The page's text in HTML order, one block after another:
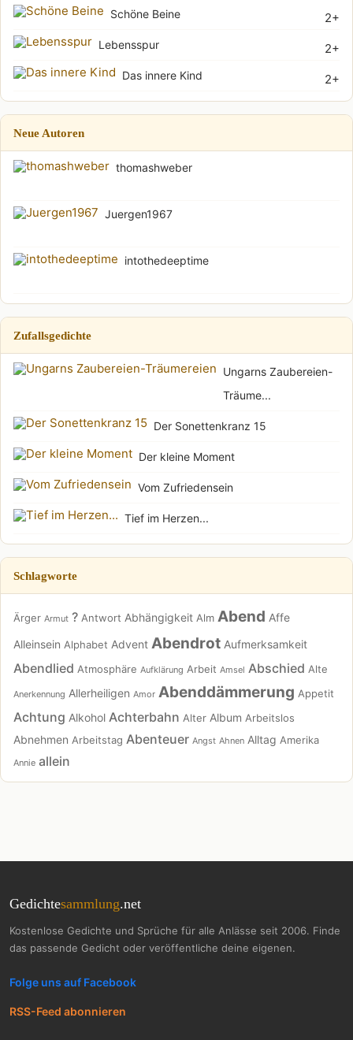
2+
Schöne Beine
2+
Lebensspur
2+
Das innere Kind
Neue Autoren
thomashweber
Juergen1967
intothedeeptime
Zufallsgedichte
Ungarns Zaubereien-
Träume...
Der Sonettenkranz 15
Der kleine Moment
Vom Zufriedensein
Tief im Herzen...
Schlagworte
Ärger Armut ? Antwort Abhängigkeit Alm Abend Affe
Alleinsein Alphabet Advent Abendrot Aufmerksamkeit
Abendlied Atmosphäre Aufklärung Arbeit Amsel Abschied Alte
Anerkennung Allerheiligen Amor Abenddämmerung Appetit
Achtung Alkohol Achterbahn Alter Album Arbeitslos
Abnehmen Arbeitstag Abenteuer Angst Ahnen Alltag Amerika
Annie allein
Gedichtesammlung.net
Kostenlose Gedichte und Sprüche für alle Anlässe seit 2006. Finde
das passende Gedicht oder veröffentliche deine eigenen.
Folge uns auf Facebook
RSS-Feed abonnieren